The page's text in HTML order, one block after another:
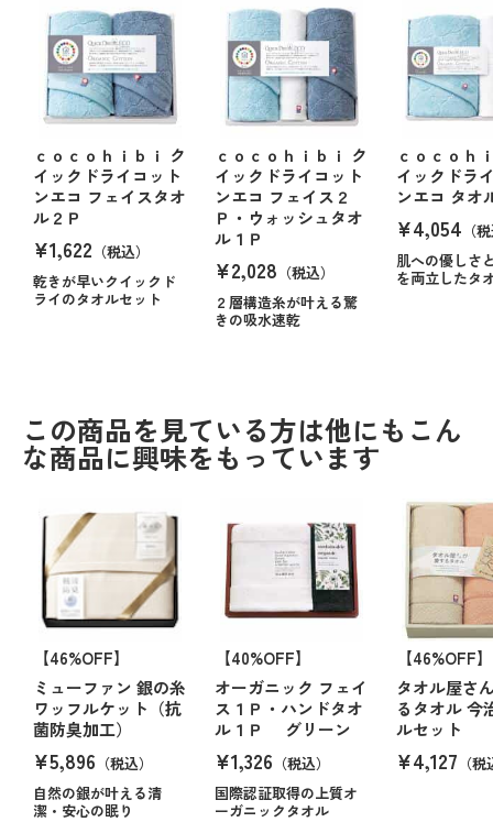
ｃｏｃｏｈｉｂｉ ク
イックドライコット
ンエコ フェイスタオ
ル２Ｐ
¥1,622 （税込）
乾きが早いクイックド
ライのタオルセット
ｃｏｃｏｈｉｂｉ ク
イックドライコット
ンエコ フェイス２
Ｐ・ウォッシュタオ
ル１Ｐ
¥2,028 （税込）
２層構造糸が叶える驚
きの吸水速乾
ｃｏｃｏｈ
イックドラ
ンエコ タオ
¥4,054 （
肌への優しさ
を両立したタ
この商品を見ている方は他にもこん
な商品に興味をもっています
【46%OFF】
ミューファン 銀の糸
ワッフルケット（抗
菌防臭加工）
¥5,896 （税込）
自然の銀が叶える清
潔・安心の眠り
【40%OFF】
オーガニック フェイ
ス１Ｐ・ハンドタオ
ル１Ｐ グリーン
¥1,326 （税込）
国際認証取得の上質オ
ーガニックタオル
【46%OFF】
タオル屋さ
るタオル 今
ルセット
¥4,127 （